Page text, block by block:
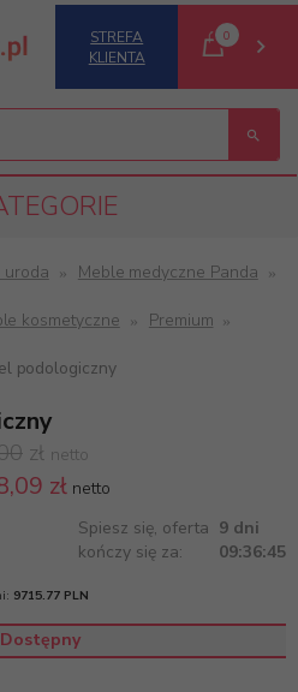
STREFA
KLIENTA
0
Meble medyczne Panda
kosmetyczne Premium
podologiczny
zł netto
zł netto
Spiesz się, oferta
kończy się za:
9 dni
09:36:45
9715.77 PLN
Dostępny